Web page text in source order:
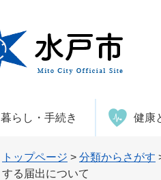
暮らし・手続き 健康
トップページ > 分類からさがす
する届出について